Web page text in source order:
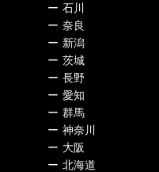
ー 石川
ー 奈良
ー 新潟
ー 茨城
ー 長野
ー 愛知
ー 群馬
ー 神奈川
ー 大阪
ー 北海道